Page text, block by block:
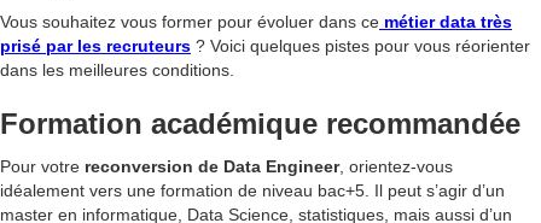
Vous souhaitez vous former pour évoluer dans ce métier data très
prisé par les recruteurs ? Voici quelques pistes pour vous réorienter
dans les meilleures conditions.
Formation académique recommandée
Pour votre reconversion de Data Engineer, orientez-vous
idéalement vers une formation de niveau bac+5. Il peut s’agir d’un
master en informatique, Data Science, statistiques, mais aussi d’un